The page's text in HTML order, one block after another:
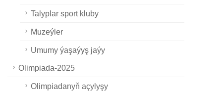
Talyplar sport kluby
Muzeýler
Umumy ýaşaýyş jaýy
Olimpiada-2025
Olimpiadanyň açylyşy